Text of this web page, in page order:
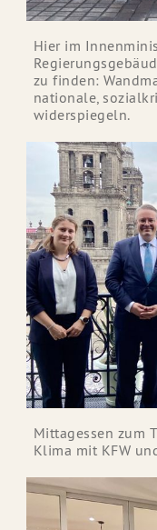
Hier im
zu finden:
nationale,
widerspiegeln.
Mittagessen zum
Klima mit KFW